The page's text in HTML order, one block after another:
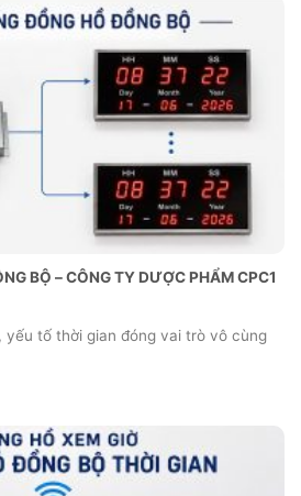
BỘ – CÔNG TY DƯỢC PHẨM CPC1
yếu tố thời gian đóng vai trò vô cùng